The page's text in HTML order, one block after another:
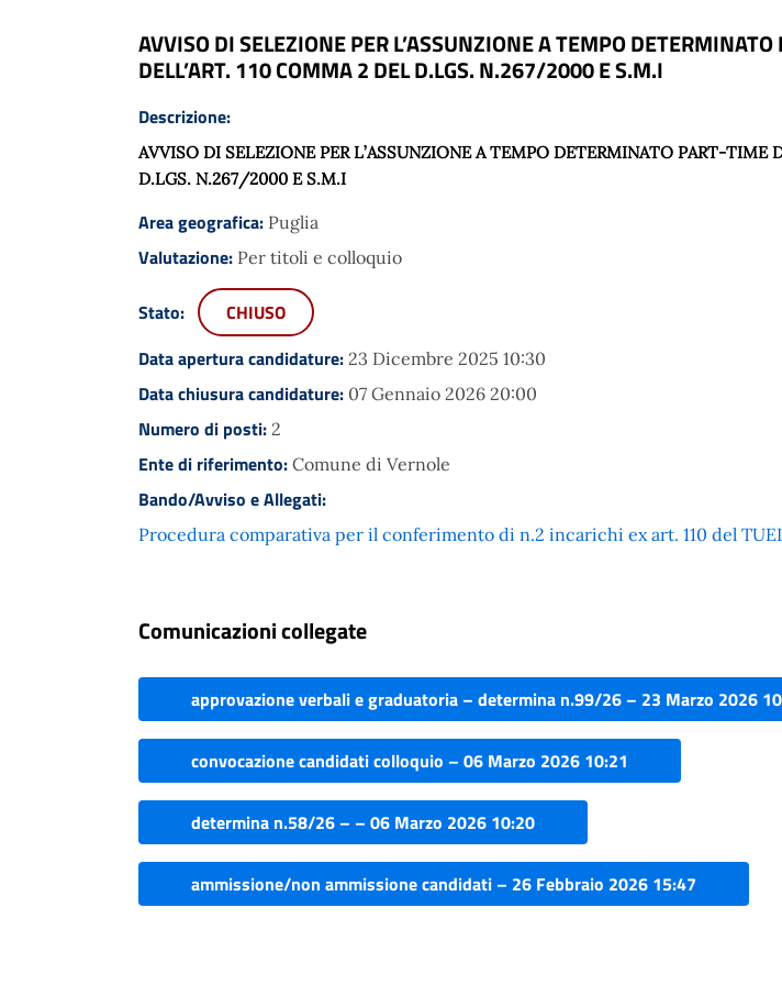
AVVISO DI SELEZIONE PER L’ASSUNZIONE A TEMPO
DELL’ART. 110 COMMA 2 DEL D.LGS. N.267/2000 E S.M.I
Descrizione:
AVVISO DI SELEZIONE PER L’ASSUNZIONE A TEMPO DETERMINATO PART-TIME
D.LGS. N.267/2000 E S.M.I
Area geografica: Puglia
Valutazione: Per titoli e colloquio
Stato:
CHIUSO
Data apertura candidature: 23 Dicembre 2025 10:30
Data chiusura candidature: 07 Gennaio 2026 20:00
Numero di posti: 2
Ente di riferimento: Comune di Vernole
Bando/Avviso e Allegati:
Procedura comparativa per il conferimento di n.2 incarichi ex art. 110 del
Comunicazioni collegate
approvazione verbali e graduatoria – determina n.99/26 – 23 Marzo 2026
convocazione candidati colloquio – 06 Marzo 2026 10:21
determina n.58/26 – – 06 Marzo 2026 10:20
ammissione/non ammissione candidati – 26 Febbraio 2026 15:47